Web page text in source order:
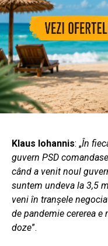
Klaus Iohannis: „În
guvern PSD
când a venit noul
suntem undeva la 3,5
veni în tranșele
de pandemie cererea e
doze”.